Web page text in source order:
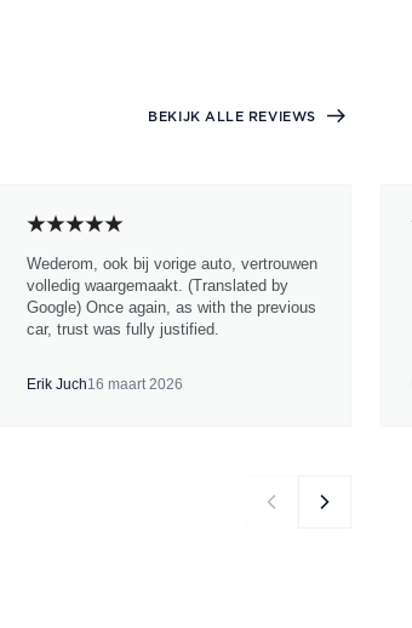
BEKIJK ALLE REVIEWS
Wederom, ook bij vorige auto, vertrouwen
volledig waargemaakt. (Translated by
Google) Once again, as with the previous
car, trust was fully justified.
Erik Juch16 maart 2026